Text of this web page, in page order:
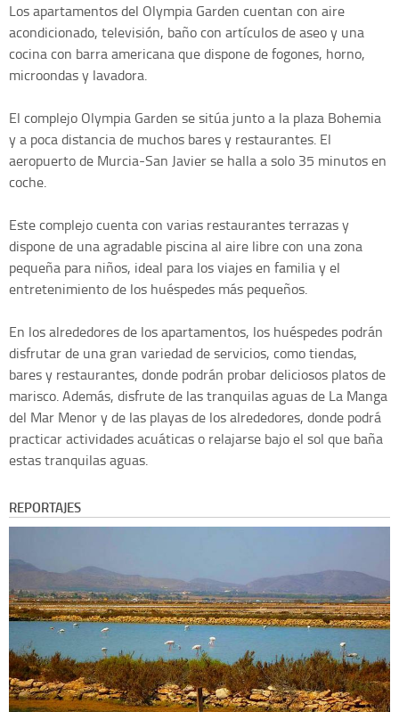
Los apartamentos del Olympia Garden cuentan con aire
acondicionado, televisión, baño con artículos de aseo y una
cocina con barra americana que dispone de fogones, horno,
microondas y lavadora.
El complejo Olympia Garden se sitúa junto a la plaza Bohemia
y a poca distancia de muchos bares y restaurantes. El
aeropuerto de Murcia-San Javier se halla a solo 35 minutos en
coche.
Este complejo cuenta con varias restaurantes terrazas y
dispone de una agradable piscina al aire libre con una zona
pequeña para niños, ideal para los viajes en familia y el
entretenimiento de los huéspedes más pequeños.
En los alrededores de los apartamentos, los huéspedes podrán
disfrutar de una gran variedad de servicios, como tiendas,
bares y restaurantes, donde podrán probar deliciosos platos de
marisco. Además, disfrute de las tranquilas aguas de La Manga
del Mar Menor y de las playas de los alrededores, donde podrá
practicar actividades acuáticas o relajarse bajo el sol que baña
estas tranquilas aguas.
REPORTAJES